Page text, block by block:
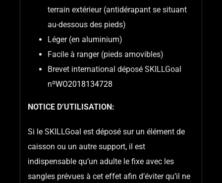
terrain extérieur (antidérapant se situant
au-dessous des pieds)
Léger (en aluminium)
Facile à ranger (pieds amovibles)
Brevet international déposé SKILLGoal
nºWO2018134728
NOTICE D’UTILISATION:
Si le SKILLGoal est déposé sur un élément de
caisson ou un autre support, il est
indispensable qu’un adulte le fixe avec les
sangles prévues à cet effet afin d’éviter qu’il ne